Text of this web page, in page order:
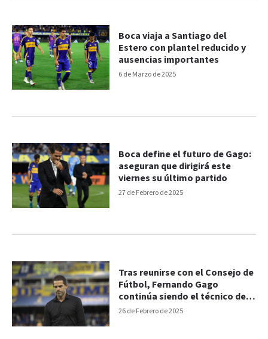
6 de Marzo de 2025
Boca viaja a Santiago del
Estero con plantel reducido y
ausencias importantes
27 de Febrero de 2025
Boca define el futuro de Gago:
aseguran que dirigirá este
viernes su último partido
26 de Febrero de 2025
Tras reunirse con el Consejo de
Fútbol, Fernando Gago
continúa siendo el técnico de
Boca